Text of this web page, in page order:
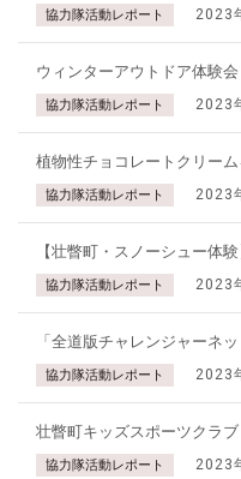
協力隊活動レポート 2023
ウィンターアウトドア体験
協力隊活動レポート 2023
植物性チョコレートクリー
協力隊活動レポート 2023
【壮瞥町・スノーシュー体
協力隊活動レポート 2023
「全道版チャレンジャーネ
協力隊活動レポート 2023
壮瞥町キッズスポーツクラブ
協力隊活動レポート 2023